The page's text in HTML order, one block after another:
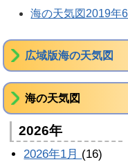
海の天気図2019年
広域版海の天気図
海の天気図
2026年
2026年1月 (16)